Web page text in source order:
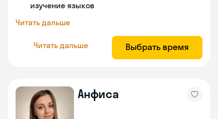
изучение языков
Читать дальше
Читать дальше Выбрать время
Анфиса